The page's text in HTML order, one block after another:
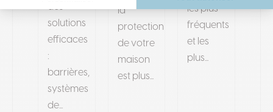
des
solutions
efficaces
:
barrières,
systèmes
de...
la
protection
de votre
maison
est plus...
les plus
fréquents
et les
plus...